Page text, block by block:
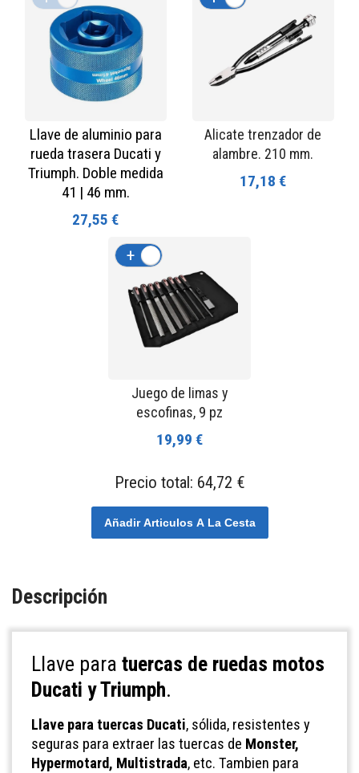
Llave de aluminio para
rueda trasera Ducati y
Triumph. Doble medida
41 | 46 mm.
27,55 €
Alicate trenzador de
alambre. 210 mm.
17,18 €
Juego de limas y
escofinas, 9 pz
19,99 €
+
Precio total: 64,72 €
Añadir Articulos A La Cesta
Descripción
Llave para tuercas de ruedas motos
Ducati y Triumph.
Ll ave para tuercas Ducati, sólida, resistentes y
seguras para extraer las tuercas de Monster,
Hypermotard, Multistrada, etc. Tambien para